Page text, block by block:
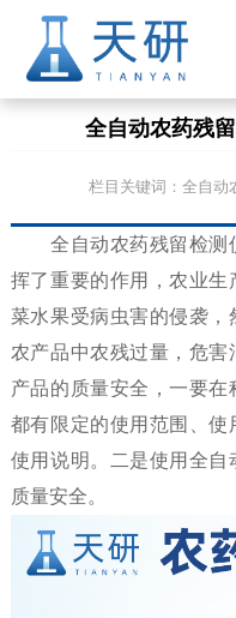
全自动农药残
栏目关键词：全自动
全自动农药残留检测
挥了重要的作用，农业
菜水果受病虫害的侵袭
农产品中农残过量，危
产品的质量安全，一要
都有限定的使用范围、
使用说明。二是使用全
质量安全。